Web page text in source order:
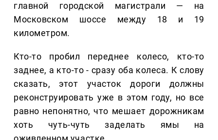
главной городской магистрали — на
Московском шоссе между 18 и 19
километром.
Кто-то пробил переднее колесо, кто-то
заднее, а кто-то - сразу оба колеса. К слову
сказать, этот участок дороги должны
реконструировать уже в этом году, но все
равно непонятно, что мешает дорожникам
хоть чуть-чуть заделать ямы на